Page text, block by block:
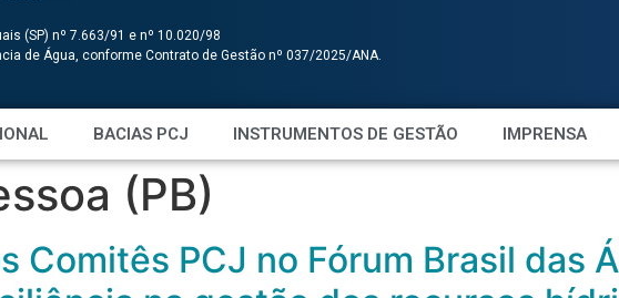
(SP) nº 7.663/91 e nº 10.020/98
de Água, conforme Contrato de Gestão nº 037/2025/ANA.
BACIAS PCJ INSTRUMENTOS DE GESTÃO IMPRENSA
(PB)
Comitês PCJ no Fórum Brasil das